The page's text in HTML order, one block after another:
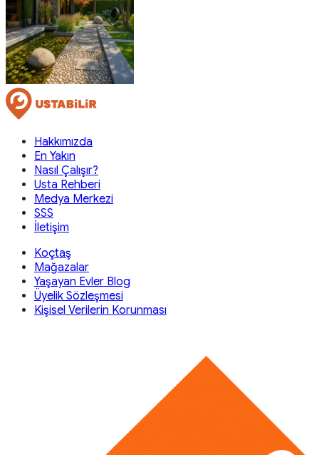
Hakkımızda
En Yakın
Nasıl Çalışır?
Usta Rehberi
Medya Merkezi
SSS
İletişim
Koçtaş
Mağazalar
Yaşayan Evler Blog
Üyelik Sözleşmesi
Kişisel Verilerin Korunması